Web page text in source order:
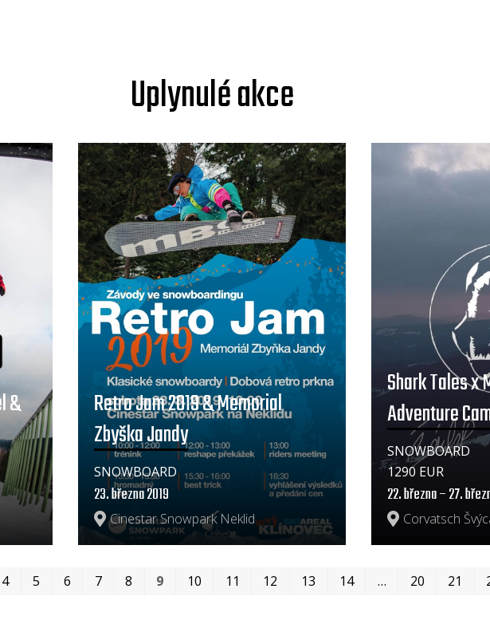
Uplynulé akce
&
Retro Jam 2019 & Memorial
Zbyška Jandy
Cinestar Snowpark Neklid
23. března 2019
SNOWBOARD
Shark Tales x
Adventure
Corvatsch
22. března – 27.
1290 EUR
SNOWBOARD
4 5 6 7 8 9 10 11 12 13 14 … 20 21